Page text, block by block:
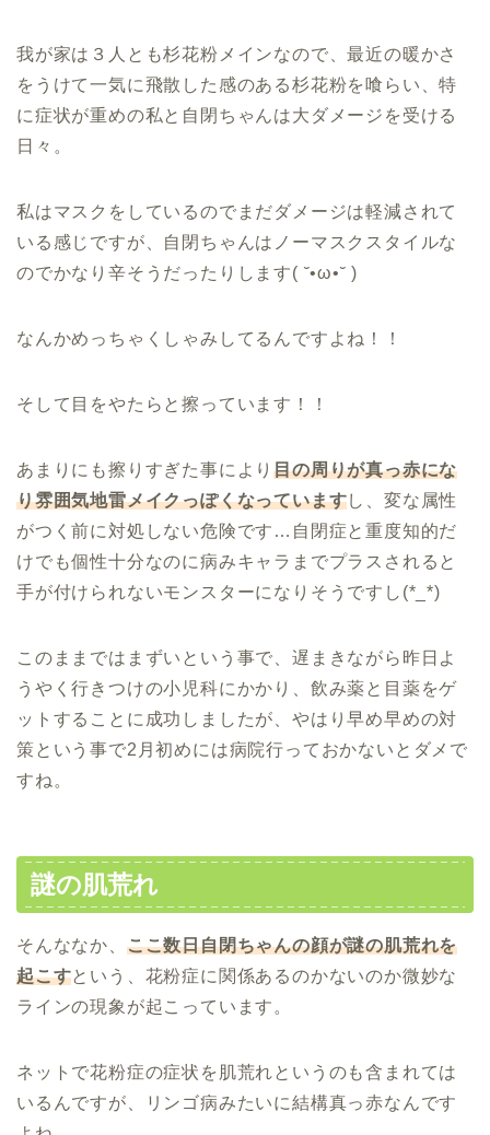
我が家は３人とも杉花粉メインなので、最近の暖かさ
をうけて一気に飛散した感のある杉花粉を喰らい、特
に症状が重めの私と自閉ちゃんは大ダメージを受ける
日々。
私はマスクをしているのでまだダメージは軽減されて
いる感じですが、自閉ちゃんはノーマスクスタイルな
のでかなり辛そうだったりします( ˘•ω•˘ )
なんかめっちゃくしゃみしてるんですよね！！
そして目をやたらと擦っています！！
あまりにも擦りすぎた事により目の周りが真っ赤にな
り雰囲気地雷メイクっぽくなっていますし、変な属性
がつく前に対処しない危険です…自閉症と重度知的だ
けでも個性十分なのに病みキャラまでプラスされると
手が付けられないモンスターになりそうですし(*_*)
このままではまずいという事で、遅まきながら昨日よ
うやく行きつけの小児科にかかり、飲み薬と目薬をゲ
ットすることに成功しましたが、やはり早め早めの対
策という事で2月初めには病院行っておかないとダメで
すね。
謎の肌荒れ
そんななか、 ここ数日自閉ちゃんの顔が謎の肌荒れを
起こすという、花粉症に関係あるのかないのか微妙な
ラインの現象が起こっています。
ネットで花粉症の症状を肌荒れというのも含まれては
いるんですが、リンゴ病みたいに結構真っ赤なんです